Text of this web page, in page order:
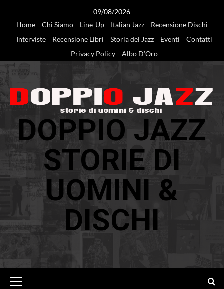
09/08/2026
Home
Chi Siamo Line-Up Italian Jazz
Recensione Dischi
Interviste
Recensione Libri Storia del Jazz Eventi
Contatti
Privacy Policy
Albo D’Oro
DOPPIO JAZZ
STORIE DI
UOMINI &
DISCHI
principale